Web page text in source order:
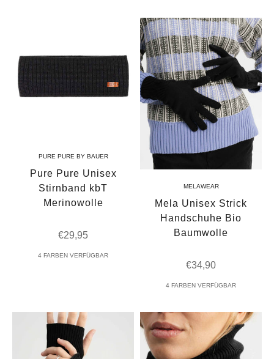
PURE PURE BY BAUER
Pure Pure Unisex
Stirnband kbT
Merinowolle
Angebot
€29,95
4 FARBEN VERFÜGBAR
MELAWEAR
Mela Unisex Strick
Handschuhe Bio
Baumwolle
Angebot
€34,90
4 FARBEN VERFÜGBAR